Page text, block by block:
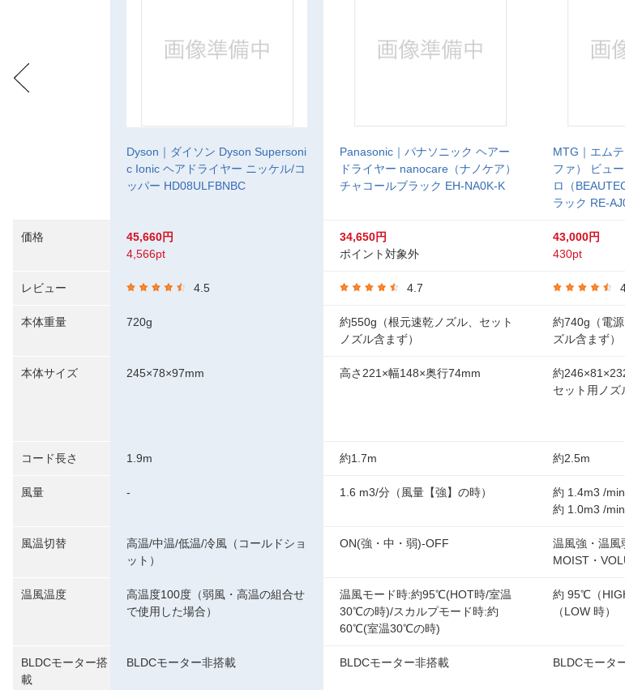
価格
レビュー
本体重量
本体サイズ
コード長さ
風量
風温切替
温風温度
BLDCモーター搭
載
Dyson｜ダイソン Dyson Supersoni
c Ionic ヘアドライヤー ニッケル/コ
ッパー HD08ULFBNBC
45,660円
4,566pt
4.5
720g
245×78×97mm
1.9m
-
高温/中温/低温/冷風（コールドショ
ット）
高温度100度（弱風・高温の組合せ
で使用した場合）
BLDCモーター非搭載
Panasonic｜パナソニック ヘアー
ドライヤー nanocare（ナノケア）
チャコールブラック EH-NA0K-K
34,650円
ポイント対象外
4.7
約550g（根元速乾ノズル、セット
ノズル含まず）
高さ221×幅148×奥行74mm
約1.7m
1.6 m3/分（風量【強】の時）
ON(強・中・弱)-OFF
温風モード時:約95℃(HOT時/室温
30℃の時)/スカルプモード時:約
60℃(室温30℃の時)
BLDCモーター非搭載
MTG｜エム
ファ） ビュ
ロ（
ラック RE-
43,000円
430pt
約740g（電
ズル含まず）
約
セット用ノズ
約2.5m
約 1.4m3 /min
約 1.0m3 /min
温風強・温風
MOIST・
約 95℃（
（LOW 時）
BLDCモータ